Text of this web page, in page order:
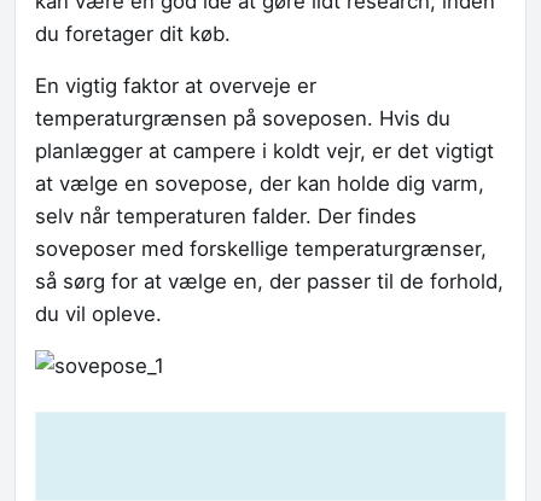
du foretager dit køb.
En vigtig faktor at overveje er
temperaturgrænsen på soveposen. Hvis du
planlægger at campere i koldt vejr, er det vigtigt
at vælge en sovepose, der kan holde dig varm,
selv når temperaturen falder. Der findes
soveposer med forskellige temperaturgrænser,
så sørg for at vælge en, der passer til de forhold,
du vil opleve.